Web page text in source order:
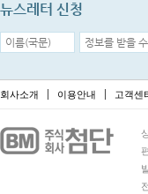
뉴스레터 신청
회사소개 이용안내 고객센